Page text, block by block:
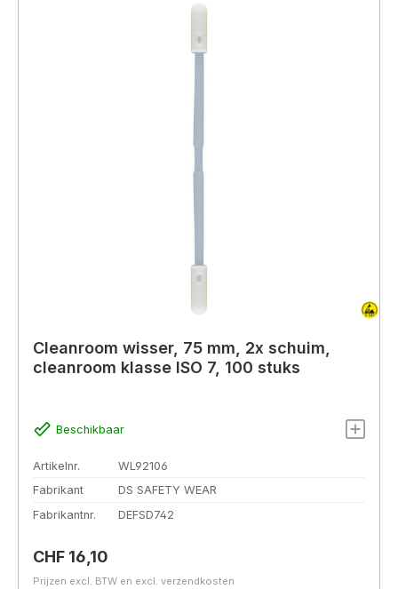
Cleanroom wisser, 75 mm, 2x schuim,
cleanroom klasse ISO 7, 100 stuks
Beschikbaar
Artikelnr.
WL92106
Fabrikant
DS SAFETY WEAR
Fabrikantnr.
DEFSD742
Normale prijs:
CHF 16,10
Prijzen excl. BTW en excl. verzendkosten